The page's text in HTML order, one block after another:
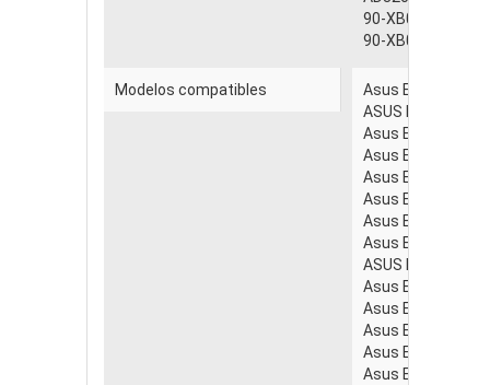
90-
90-
Modelos compatibles
Asus Eee PC
ASUS Eee PC
Asus Eee PC
Asus Eee PC
Asus Eee PC
Asus Eee PC
Asus Eee PC
Asus Eee PC
ASUS Eee PC
Asus Eee PC
Asus Eee PC
Asus Eee PC
Asus Eee PC
Asus Eee PC